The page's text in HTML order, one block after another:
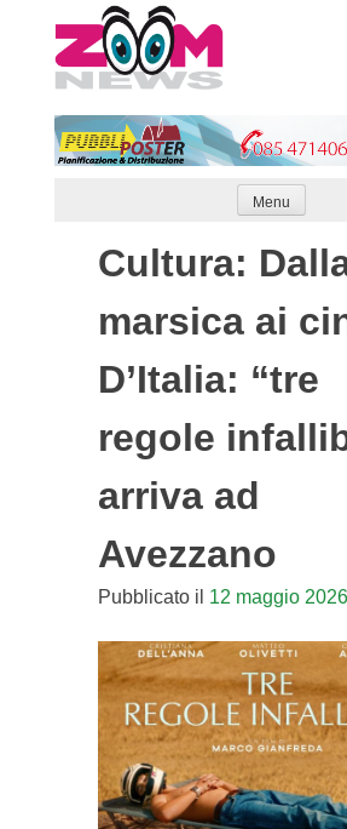
to
content
Menu
Cultura:
marsica ai
D’Italia: “tre
regole
arriva ad
Avezzano
Pubblicato il 12 maggio 2026